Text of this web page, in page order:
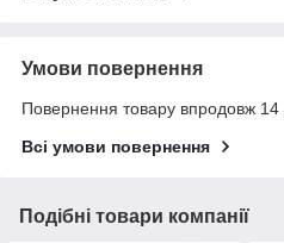
Умови повернення
Повернення товару впродовж 14
Всі умови повернення
Подібні товари компанії